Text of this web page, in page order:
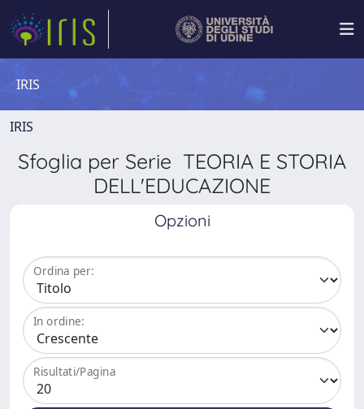
IRIS
IRIS
Sfoglia per Serie TEORIA E STORIA
DELL'EDUCAZIONE
Opzioni
Ordina per:
In ordine:
Risultati/Pagina